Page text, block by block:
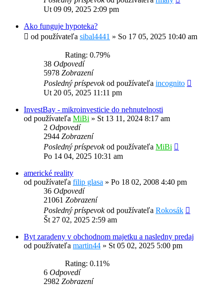
Ut 09 09, 2025 2:09 pm
Ako funguje hypoteka?
od používateľa sibal4441 » So 17 05, 2025 10:40 am
Rating: 0.79%
38 Odpovedí
5978 Zobrazení
Posledný príspevokod používateľa incognito
Ut 20 05, 2025 11:11 pm
InvestBay - mikroinvesticie do nehnutelnosti
od používateľa MiBi » St 13 11, 2024 8:17 am
2 Odpovedí
2944 Zobrazení
Posledný príspevokod používateľa MiBi
Po 14 04, 2025 10:31 am
americké reality
od používateľa filip glasa » Po 18 02, 2008 4:40 pm
36 Odpovedí
21061 Zobrazení
Posledný príspevokod používateľa Rokosák
Št 27 02, 2025 2:59 am
Byt zaradeny v obchodnom majetku a nasledny predaj
od používateľa martin44 » St 05 02, 2025 5:00 pm
Rating: 0.11%
6 Odpovedí
2982 Zobrazení